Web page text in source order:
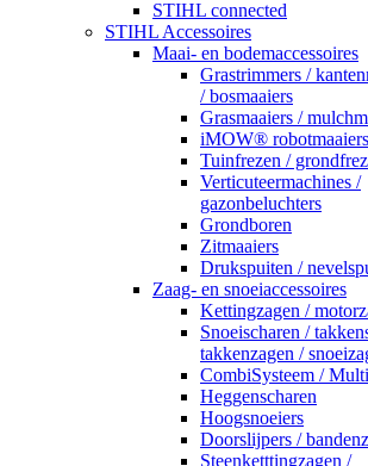
STIHL connected
STIHL Accessoires
Maai- en bodemaccessoires
Grastrimmers /
/ bosmaaiers
Grasmaaiers /
iMOW® robotmaaiers
Tuinfrezen /
Verticuteermachines /
gazonbeluchters
Grondboren
Zitmaaiers
Drukspuiten /
Zaag- en snoeiaccessoires
Kettingzagen /
Snoeischaren /
takkenzagen /
CombiSysteem /
Heggenscharen
Hoogsnoeiers
Doorslijpers /
Steenketttingzagen /